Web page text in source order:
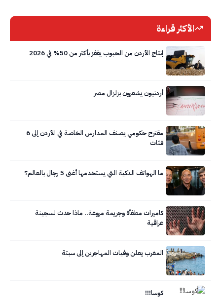
الأكثر قراءة
إنتاج الأردن من الحبوب يقفز بأكثر من 50% في 2026
أردنيون يشعرون بزلزال مصر
مقترح حكومي يصنف المدارس الخاصة في الأردن إلى 6
فئات
ما الهواتف الذكية التي يستخدمها أغنى 5 رجال بالعالم؟
كاميرات مطفأة وجريمة مروعة.. ماذا حدث لسجينة
عراقية
المغرب يعلن وفيات المهاجرين إلى سبتة
كوسا!!!